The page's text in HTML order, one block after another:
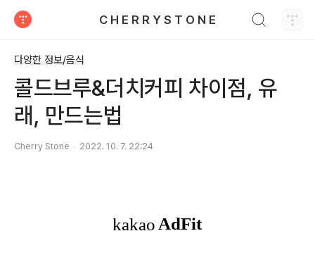
C H E R R Y S T O N E
다양한 정보/음식
콜드브루&더치커피 차이점, 유
래, 만드는법
Cherry Stone 2022. 10. 7. 22:24